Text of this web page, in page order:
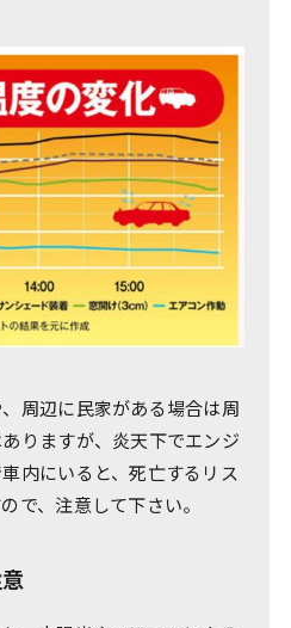
周辺に民家がある場合は周
りますが、炎天下でエンジ
内にいると、死亡するリス
で、注意して下さい。